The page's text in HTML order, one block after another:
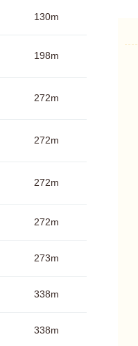
130m
198m
272m
272m
272m
272m
273m
338m
338m